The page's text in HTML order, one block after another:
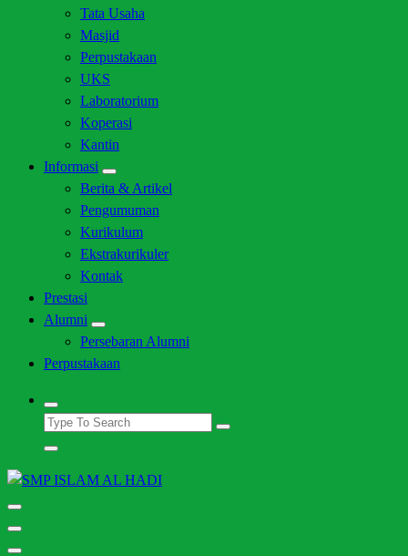
Tata Usaha
Masjid
Perpustakaan
UKS
Laboratorium
Koperasi
Kantin
Informasi
Berita & Artikel
Pengumuman
Kurikulum
Ekstrakurikuler
Kontak
Prestasi
Alumni
Persebaran Alumni
Perpustakaan